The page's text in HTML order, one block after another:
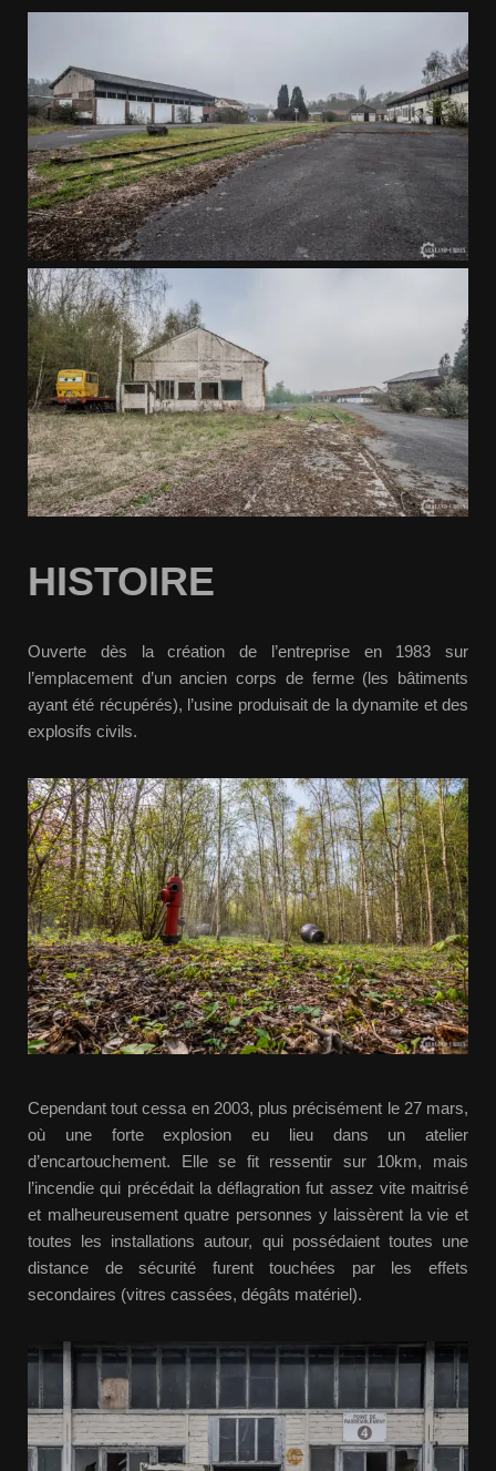
HISTOIRE
Ouverte dès la création de l’entreprise en 1983 sur
l’emplacement d’un ancien corps de ferme (les bâtiments
ayant été récupérés), l’usine produisait de la dynamite et des
explosifs civils.
Cependant tout cessa en 2003, plus précisément le 27 mars,
où une forte explosion eu lieu dans un atelier
d’encartouchement. Elle se fit ressentir sur 10km, mais
l’incendie qui précédait la déflagration fut assez vite maitrisé
et malheureusement quatre personnes y laissèrent la vie et
toutes les installations autour, qui possédaient toutes une
distance de sécurité furent touchées par les effets
secondaires (vitres cassées, dégâts matériel).